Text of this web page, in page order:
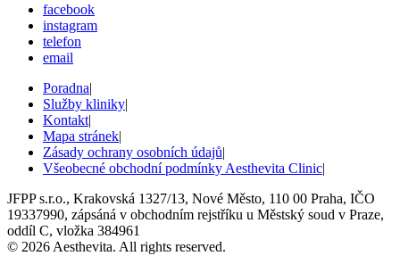
facebook
instagram
telefon
email
Poradna|
Služby kliniky|
Kontakt|
Mapa stránek|
Zásady ochrany osobních údajů|
Všeobecné obchodní podmínky Aesthevita Clinic|
JFPP s.r.o., Krakovská 1327/13, Nové Město, 110 00 Praha, IČO
19337990, zápsáná v obchodním rejstříku u Městský soud v Praze,
oddíl C, vložka 384961
© 2026 Aesthevita. All rights reserved.